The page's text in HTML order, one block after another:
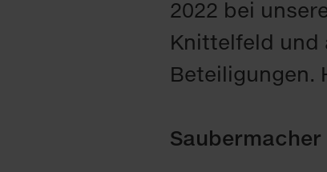
2022 bei
Knittelfeld und
Beteiligungen.
Saubermacher